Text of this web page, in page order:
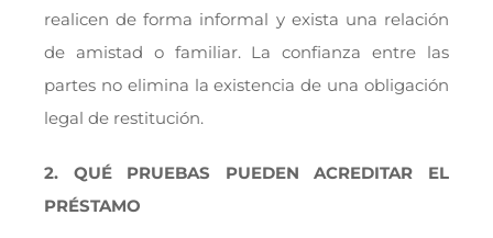
realicen de forma informal y exista una relación
de amistad o familiar. La confianza entre las
partes no elimina la existencia de una obligación
legal de restitución.
2. QUÉ PRUEBAS PUEDEN ACREDITAR EL
PRÉSTAMO